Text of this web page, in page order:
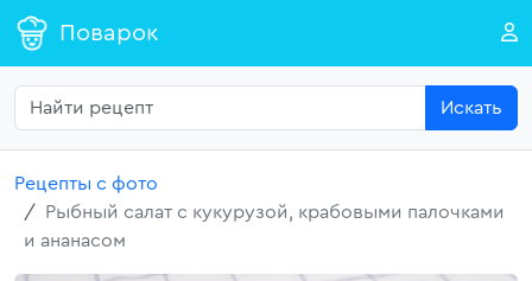
Поварок
Искать
Рецепты с фото
Рыбный салат с кукурузой, крабовыми палочками
и ананасом